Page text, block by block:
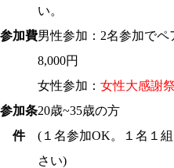
い。
参加費男性参加：2名参加で
8,000円
女性参加： 女性大感謝祭
参加条
件
20歳~35歳の方
(１名参加OK。１名１
さい)